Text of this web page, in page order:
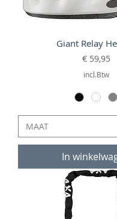
Giant Relay
Prijs
€ 59,95
incl.Btw
In